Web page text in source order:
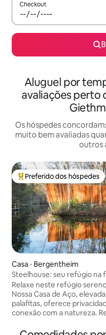
Checkout
Aluguel por
avaliações perto
Os hóspedes
muito bem avaliadas
outros
Entre os melhores
Preferido dos hóspedes
Casa ⋅ Bergentheim
Steelhouse: seu refúgio na
beira do lago
Relaxe neste refúgio
Nossa Casa de Aço,
palafitas, oferece
conexão com a natureza.
ponto mais alto sobre a